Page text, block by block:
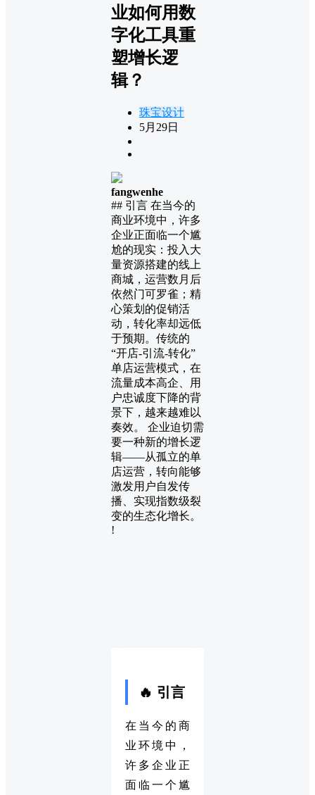
业如何用数
字化工具重
塑增长逻
辑？
珠宝设计
5月29日
fangwenhe
## 引言 在当今的
商业环境中，许多
企业正面临一个尴
尬的现实：投入大
量资源搭建的线上
商城，运营数月后
依然门可罗雀；精
心策划的促销活
动，转化率却远低
于预期。传统的
“开店-引流-转化”
单店运营模式，在
流量成本高企、用
户忠诚度下降的背
景下，越来越难以
奏效。 企业迫切需
要一种新的增长逻
辑——从孤立的单
店运营，转向能够
激发用户自发传
播、实现指数级裂
变的生态化增长。
!
🔥 引言
在当今的商
业环境中，
许多企业正
面临一个尴